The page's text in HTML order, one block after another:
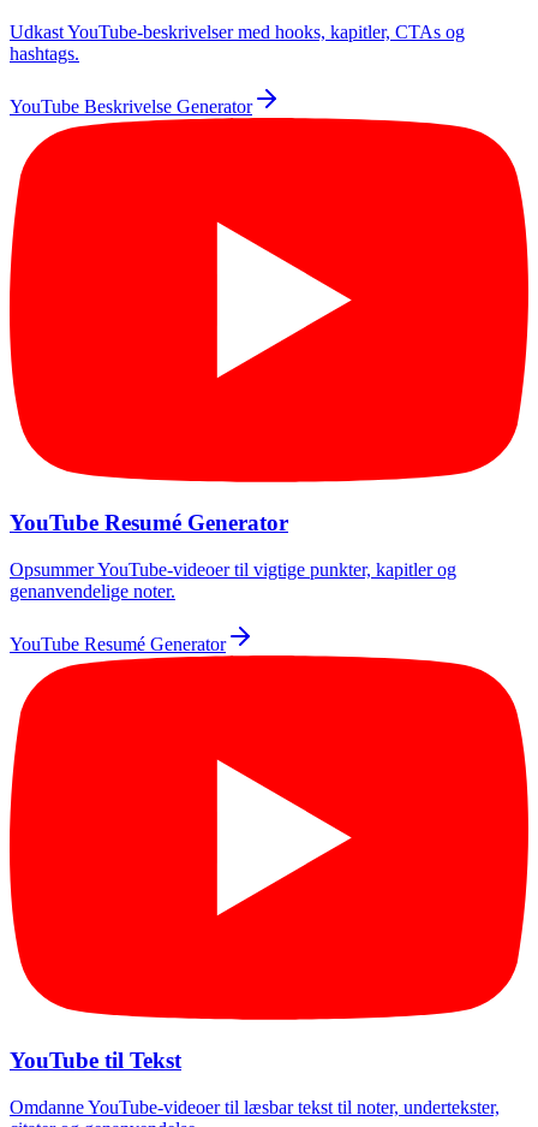
Udkast YouTube-beskrivelser med hooks, kapitler, CTAs og
hashtags.
YouTube Beskrivelse Generator
YouTube Resumé Generator
Opsummer YouTube-videoer til vigtige punkter, kapitler og
genanvendelige noter.
YouTube Resumé Generator
YouTube til Tekst
Omdanne YouTube-videoer til læsbar tekst til noter, undertekster,